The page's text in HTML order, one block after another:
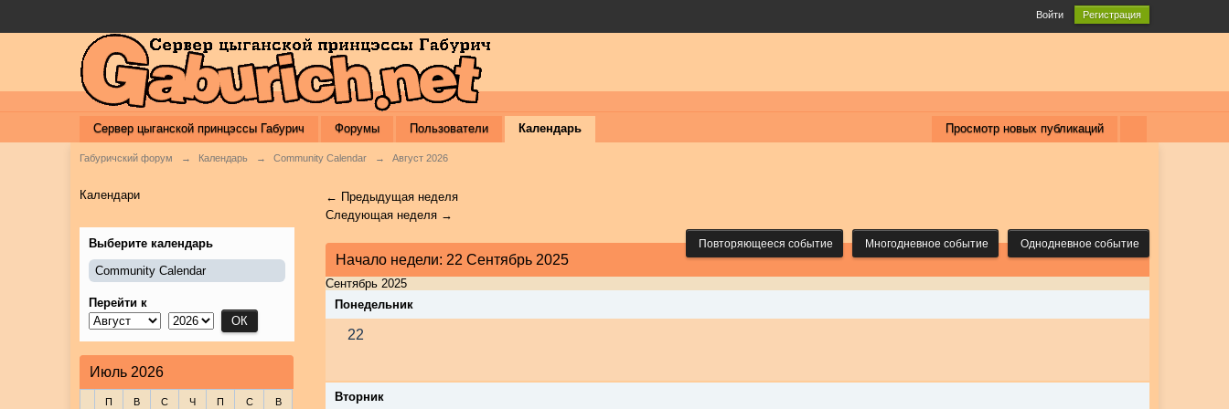
Войти Регистрация
Просмотр новых публикаций
Сервер цыганской принцэссы Габурич Форумы Пользователи Календарь
Габуричский форум → Календарь → Community Calendar → Август 2026
Календари
← Предыдущая неделя
Следующая неделя →
Однодневное событие
Многодневное событие
Повторяющееся событие
Начало недели: 22 Сентябрь 2025
Сентябрь 2025
Понедельник
22
Вторник
Выберите календарь
Community Calendar
Перейти к
Июль 2026
П В С Ч П С В